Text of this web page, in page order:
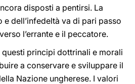
disposti a pentirsi. La
dell’infedeltà va di pari passo
l’errante e il peccatore.
questi principi dottrinali e morali
a conservare e sviluppare il
Nazione ungherese. I valori